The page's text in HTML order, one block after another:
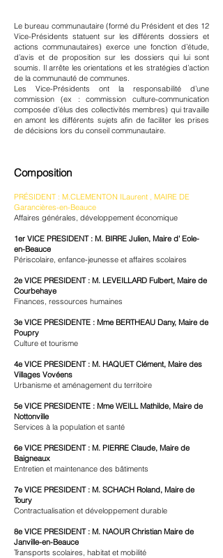
Le bureau communautaire (formé du Président et des 12
Vice-Présidents statuent sur les différents dossiers et
actions communautaires) exerce une fonction d’étude,
d’avis et de proposition sur les dossiers qui lui sont
soumis. Il arrête les orientations et les stratégies d’action
de la communauté de communes.
Les Vice-Présidents ont la responsabilité d’une
commission (ex : commission culture-communication
composée d’élus des collectivités membres) qui travaille
en amont les différents sujets afin de faciliter les prises
de décisions lors du conseil communautaire.
Composition
PRÉSIDENT : M.CLEMENTON ILaurent , MAIRE DE
Garancières-en-Beauce
Affaires générales, développement économique
1er VICE PRESIDENT : M. BIRRE Julien, Maire d' Eole-
en-Beauce
Périscolaire, enfance-jeunesse et affaires scolaires
2e VICE PRESIDENT : M. LEVEILLARD Fulbert, Maire de
Courbehaye
Finances, ressources humaines
3e VICE PRESIDENTE : Mme BERTHEAU Dany, Maire de
Poupry
Culture et tourisme
4e VICE PRESIDENT : M. HAQUET Clément, Maire des
Villages Vovéens
Urbanisme et aménagement du territoire
5e VICE PRESIDENTE : Mme WEILL Mathilde, Maire de
Nottonville
Services à la population et santé
6e VICE PRESIDENT : M. PIERRE Claude, Maire de
Baigneaux
Entretien et maintenance des bâtiments
7e VICE PRESIDENT : M. SCHACH Roland, Maire de
Toury
Contractualisation et développement durable
8e VICE PRESIDENT : M. NAOUR Christian Maire de
Janville-en-Beauce
Transports scolaires, habitat et mobilité